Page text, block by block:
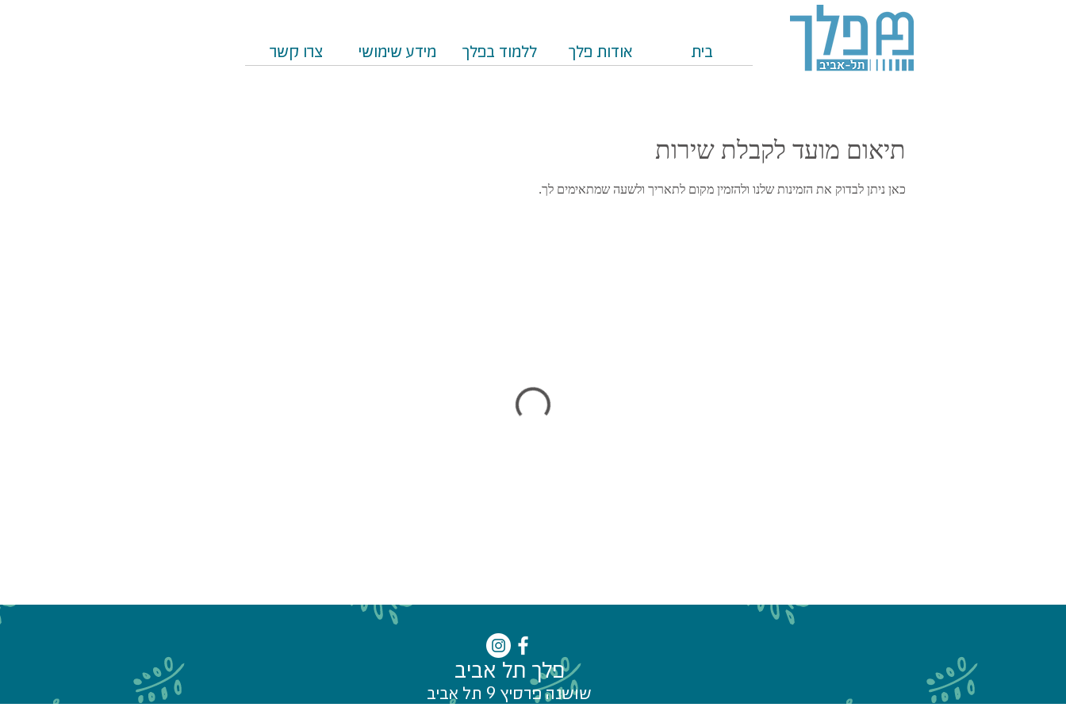
צרו קשר מידע שימושי ללמוד בפלך אודות פלך בית
תיאום מועד לקבלת שירות
כאן ניתן לבדוק את הזמינות שלנו ולהזמין מקום לתאריך ולשעה שמתאימים לך.
פלך תל אביב
שושנה פרסיץ 9 תל אביב